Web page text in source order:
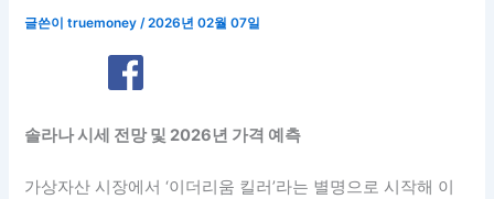
글쓴이truemoney/2026년 02월 07일
솔라나 시세 전망 및 2026년 가격 예측
가상자산 시장에서 ‘이더리움 킬러’라는 별명으로 시작해 이